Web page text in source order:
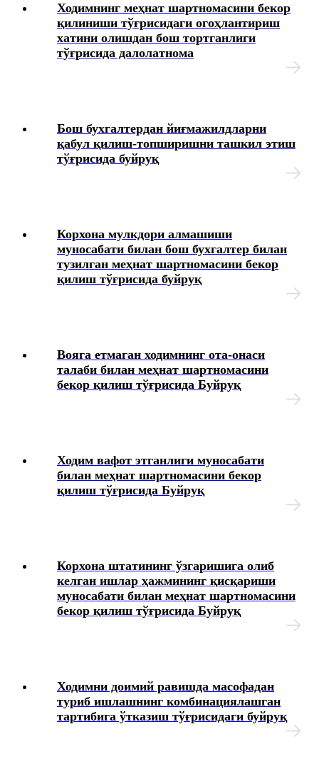
Ходимнинг меҳнат шартномасини бекор
қилиниши тўғрисидаги огоҳлантириш
хатини олишдан бош тортганлиги
тўғрисида далолатнома
Бош бухгалтердан йиғмажилдларни
қабул қилиш-топширишни ташкил этиш
тўғрисида буйруқ
Корхона мулкдори алмашиши
муносабати билан бош бухгалтер билан
тузилган меҳнат шартномасини бекор
қилиш тўғрисида буйруқ
Вояга етмаган ходимнинг ота-онаси
талаби билан меҳнат шартномасини
бекор қилиш тўғрисида Буйруқ
Ходим вафот этганлиги муносабати
билан меҳнат шартномасини бекор
қилиш тўғрисида Буйруқ
Корхона штатининг ўзгаришига олиб
келган ишлар ҳажмининг қисқариши
муносабати билан меҳнат шартномасини
бекор қилиш тўғрисида Буйруқ
Ходимни доимий равишда масофадан
туриб ишлашнинг комбинациялашган
тартибига ўтказиш тўғрисидаги буйруқ